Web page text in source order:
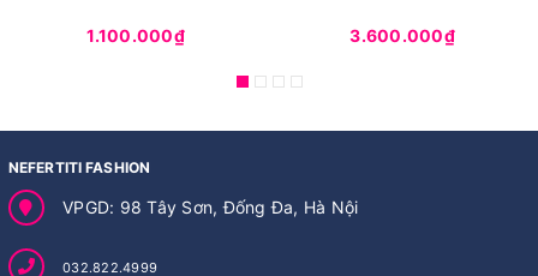
1.100.000₫ 3.600.000₫
NEFERTITI FASHION
VPGD: 98 Tây Sơn, Đống Đa, Hà Nội
032.822.4999